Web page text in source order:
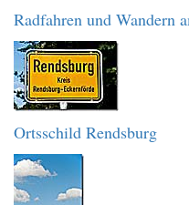
Radfahren und Wandern
Ortsschild Rendsburg